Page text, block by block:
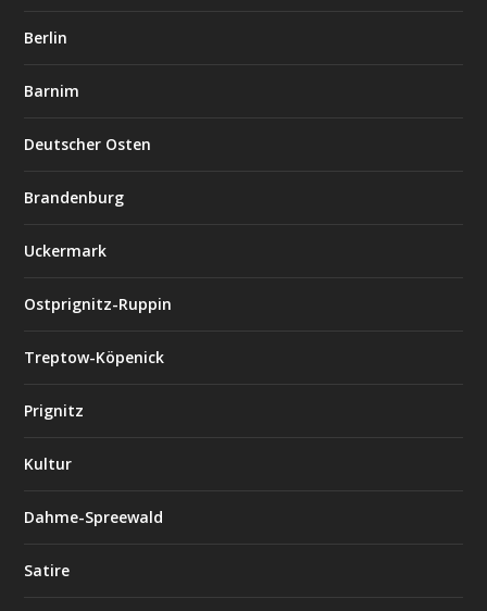
Berlin
Barnim
Deutscher Osten
Brandenburg
Uckermark
Ostprignitz-Ruppin
Treptow-Köpenick
Prignitz
Kultur
Dahme-Spreewald
Satire